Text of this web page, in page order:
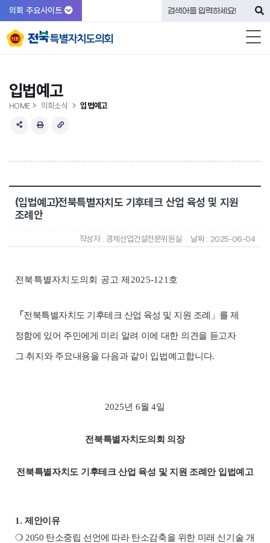
의회 주요사이트
입법예고
HOME 의회소식 입법예고
(입법예고)전북특별자치도 기후테크 산업 육성 및 지원
조례안
작성자 : 경제산업건설전문위원실 날짜 : 2025-06-04
전북특별자치도의회 공고 제 2025-121 호
「 전북특별자치도 기후테크 산업 육성 및 지원 조례 」 를 제
정함에 있어 주민에게 미리 알려 이에 대한 의견을 듣고자
그 취지와 주요내용을 다음과 같이 입법예고합니다.
2025년 6월4일
전북특별자치도의회 의장
전북특별자치도 기후테크 산업 육성 및 지원 조례안 입법예고
1. 제안이유
❍ 2050 탄소중립 선언에 따라 탄소감축을 위한 미래 신기술 개